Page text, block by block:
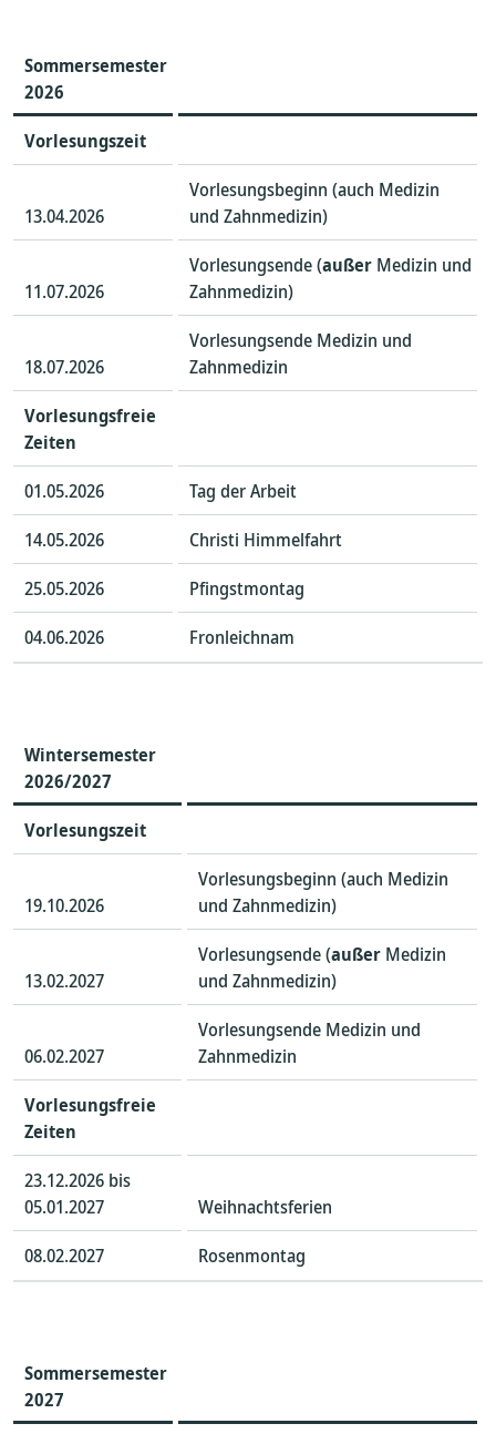
Sommersemester
2026
Vorlesungszeit
13.04.2026
Vorlesungsbeginn (auch Medizin
und Zahnmedizin)
11.07.2026
Vorlesungsende (außer Medizin und
Zahnmedizin)
18.07.2026
Vorlesungsende Medizin und
Zahnmedizin
Vorlesungsfreie
Zeiten
01.05.2026
Tag der Arbeit
14.05.2026
Christi Himmelfahrt
25.05.2026
Pfingstmontag
04.06.2026
Fronleichnam
Wintersemester
2026/2027
Vorlesungszeit
19.10.2026
Vorlesungsbeginn (auch Medizin
und Zahnmedizin)
13.02.2027
Vorlesungsende (außer Medizin
und Zahnmedizin)
06.02.2027
Vorlesungsende Medizin und
Zahnmedizin
Vorlesungsfreie
Zeiten
23.12.2026 bis
05.01.2027
Weihnachtsferien
08.02.2027
Rosenmontag
Sommersemester
2027